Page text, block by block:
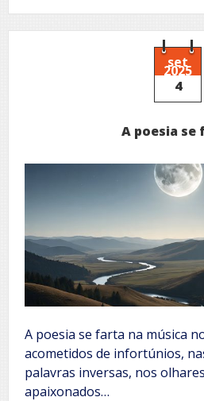
set
2025
4
A poesia se
A poesia se farta na música
acometidos de infortúnios,
palavras inversas, nos
apaixonados…